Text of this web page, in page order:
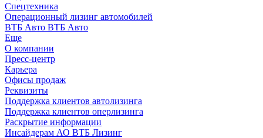
Спецтехника
Операционный лизинг автомобилей
ВТБ Авто ВТБ Авто
Еще
О компании
Пресс-центр
Карьера
Офисы продаж
Реквизиты
Поддержка клиентов автолизинга
Поддержка клиентов оперлизинга
Раскрытие информации
Инсайдерам АО ВТБ Лизинг